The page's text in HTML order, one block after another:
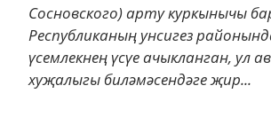
Сосновского) арту куркынычы
Республиканың унсигез
үсемлекнең үсүе ачыкланган, ул
хуҗалыгы биләмәсендәге җир...